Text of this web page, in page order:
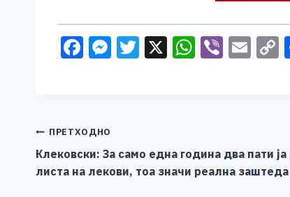
F
b
o
o
M
g
er
T X W
p
p
Vi E
k
Навигација
на
ПРЕТХОДНО
Клековски: За само една година два пати
листа на лекови, тоа значи реална заштеда